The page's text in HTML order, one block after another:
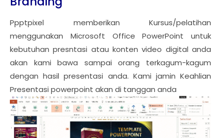
Ppptpixel memberikan Kursus/pelatihan
menggunakan Microsoft Office PowerPoint untuk
kebutuhan presntasi atau konten video digital anda
akan kami bawa sampai orang terkagum-kagum
dengan hasil presentasi anda. Kami jamin Keahlian
Presentasi powerpoint akan di tanggan anda